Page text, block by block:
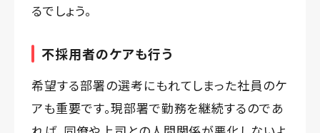
るでしょう。
不採用者のケアも行う
希望する部署の選考にもれてしまった社員のケ
アも重要です。現部署で勤務を継続するのであ